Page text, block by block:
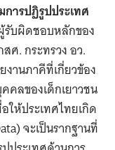
ารปฏิรูปประเทศ
รับผิดชอบหลักของ
ศ. กระทรวง อว.
านภาคีที่เกี่ยวข้อง
คลของเด็กเยาวชน
ห้ประเทศไทยเกิด
จะเป็นรากฐานที่